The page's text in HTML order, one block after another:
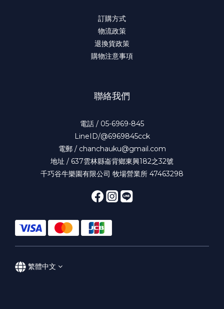
訂購方式
物流政策
退換貨政策
購物注意事項
聯絡我們
電話 / 05-6969-845
LineID/@6969845cck
電郵 / chanchauku@gmail.com
地址 / 637雲林縣崙背鄉東興182之32號
千巧谷牛樂園有限公司 牧場營業所 47463298
繁體中文